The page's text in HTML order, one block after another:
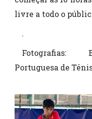
livre a todo o
.
Fotografias:
Portuguesa de